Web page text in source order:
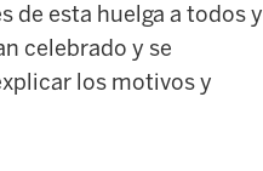
de esta huelga a todos y
celebrado y se
los motivos y